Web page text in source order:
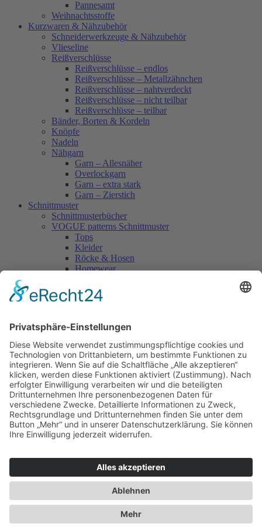
Pannesamt
Weihnachtsstoffe
Kurzwaren & Nähzubehör
Schneiderwerkzeuge & Nähzubehör
Vlieseline
Reißverschlüsse
Reißverschlüsse – endlos
Reißverschlüsse – Metallzähnchen
Reißverschlüsse – nahtverdeckt
Reißverschlüsse – nicht teilbar
Reißverschlüsse – teilbar
Bänder, Borten & Kordeln
Knöpfe
Nadeln
Nähgarn
Garn – Allesnäher
Overlockgarn
Garn – extra stark
Garn – Zierstich
Schnittmuster
Schnittmusterbücher
VOGUE patterns Schnittmuster
Tops
Kleider
Röcke & Hosen
Homewear
Vogue Vintage
Herren
Accessoires
Einzelschnittmuster Burda
Tops
Kleider
Röcke & Hosen
Homewear
Jacken & Mäntel
Curvy
Herren
Kids
Burda Fantasy
Accessoires & Deko
SALE
Suchen
Suchen
Bitte mindestens 5 Buschstaben oder Zahlen eingeben!